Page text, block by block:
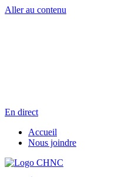
Aller au contenu
En direct
Accueil
Nous joindre